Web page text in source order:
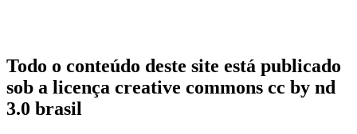
Todo o conteúdo deste site está publicado
sob a licença creative commons cc by nd
3.0 brasil